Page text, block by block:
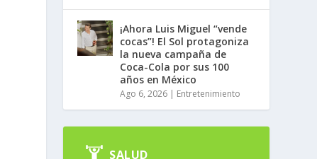
¡Ahora Luis Miguel “vende
cocas”! El Sol protagoniza
la nueva campaña de
Coca-Cola por sus 100
años en México
Ago 6, 2026 | Entretenimiento
SALUD